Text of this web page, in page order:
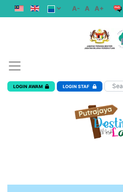
A- A A+
LOGIN AWAM LOGIN STAF